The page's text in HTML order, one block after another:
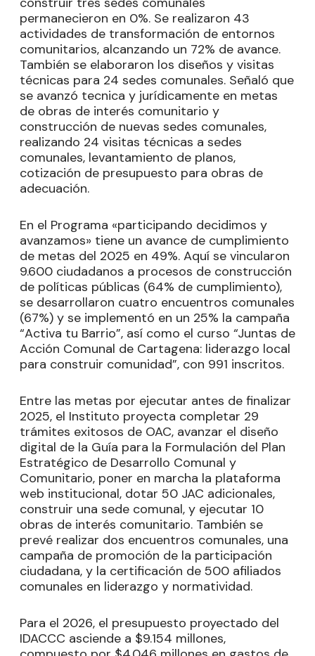
permanecieron en 0%. Se realizaron 43
actividades de transformación de entornos
comunitarios, alcanzando un 72% de avance.
También se elaboraron los diseños y visitas
técnicas para 24 sedes comunales. Señaló que
se avanzó tecnica y jurídicamente en metas
de obras de interés comunitario y
construcción de nuevas sedes comunales,
realizando 24 visitas técnicas a sedes
comunales, levantamiento de planos,
cotización de presupuesto para obras de
adecuación.
En el Programa «participando decidimos y
avanzamos» tiene un avance de cumplimiento
de metas del 2025 en 49%. Aquí se vincularon
9.600 ciudadanos a procesos de construcción
de políticas públicas (64% de cumplimiento),
se desarrollaron cuatro encuentros comunales
(67%) y se implementó en un 25% la campaña
“Activa tu Barrio”, así como el curso “Juntas de
Acción Comunal de Cartagena: liderazgo local
para construir comunidad”, con 991 inscritos.
Entre las metas por ejecutar antes de finalizar
2025, el Instituto proyecta completar 29
trámites exitosos de OAC, avanzar el diseño
digital de la Guía para la Formulación del Plan
Estratégico de Desarrollo Comunal y
Comunitario, poner en marcha la plataforma
web institucional, dotar 50 JAC adicionales,
construir una sede comunal, y ejecutar 10
obras de interés comunitario. También se
prevé realizar dos encuentros comunales, una
campaña de promoción de la participación
ciudadana, y la certificación de 500 afiliados
comunales en liderazgo y normatividad.
Para el 2026, el presupuesto proyectado del
IDACCC asciende a $9.154 millones,